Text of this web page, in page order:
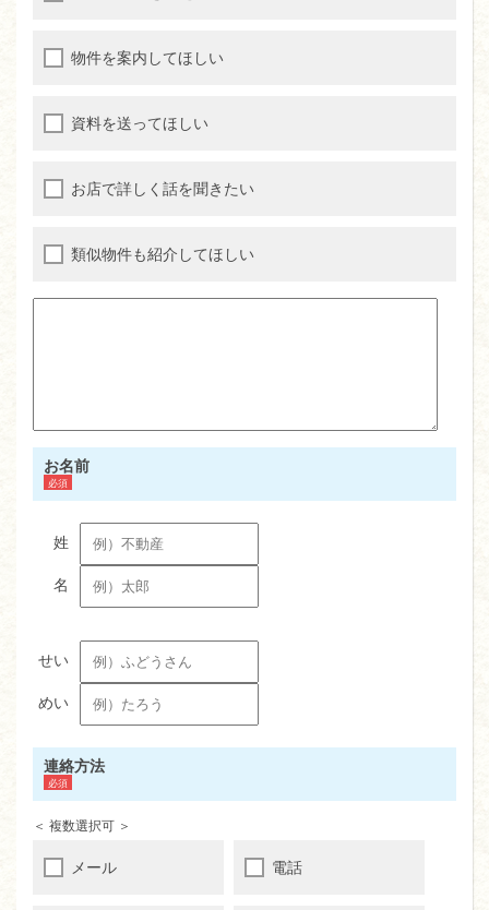
物件を案内してほしい
資料を送ってほしい
お店で詳しく話を聞きたい
類似物件も紹介してほしい
お名前
連絡方法
＜ 複数選択可 ＞
メール 電話